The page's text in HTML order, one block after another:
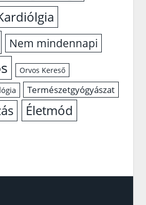
Nem mindennapi
Orvos Kereső
Természetgyógyászat
Életmód